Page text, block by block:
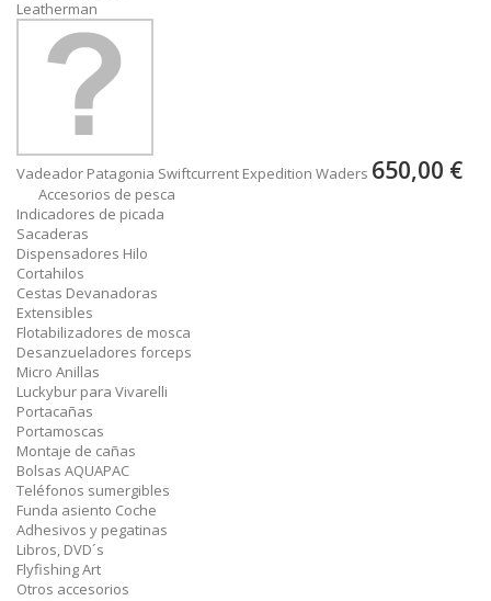
Leatherman
Vadeador Patagonia Swiftcurrent Expedition Waders 650,00 €
Accesorios de pesca
Indicadores de picada
Sacaderas
Dispensadores Hilo
Cortahilos
Cestas Devanadoras
Extensibles
Flotabilizadores de mosca
Desanzueladores forceps
Micro Anillas
Luckybur para Vivarelli
Portacañas
Portamoscas
Montaje de cañas
Bolsas AQUAPAC
Teléfonos sumergibles
Funda asiento Coche
Adhesivos y pegatinas
Libros, DVD´s
Flyfishing Art
Otros accesorios